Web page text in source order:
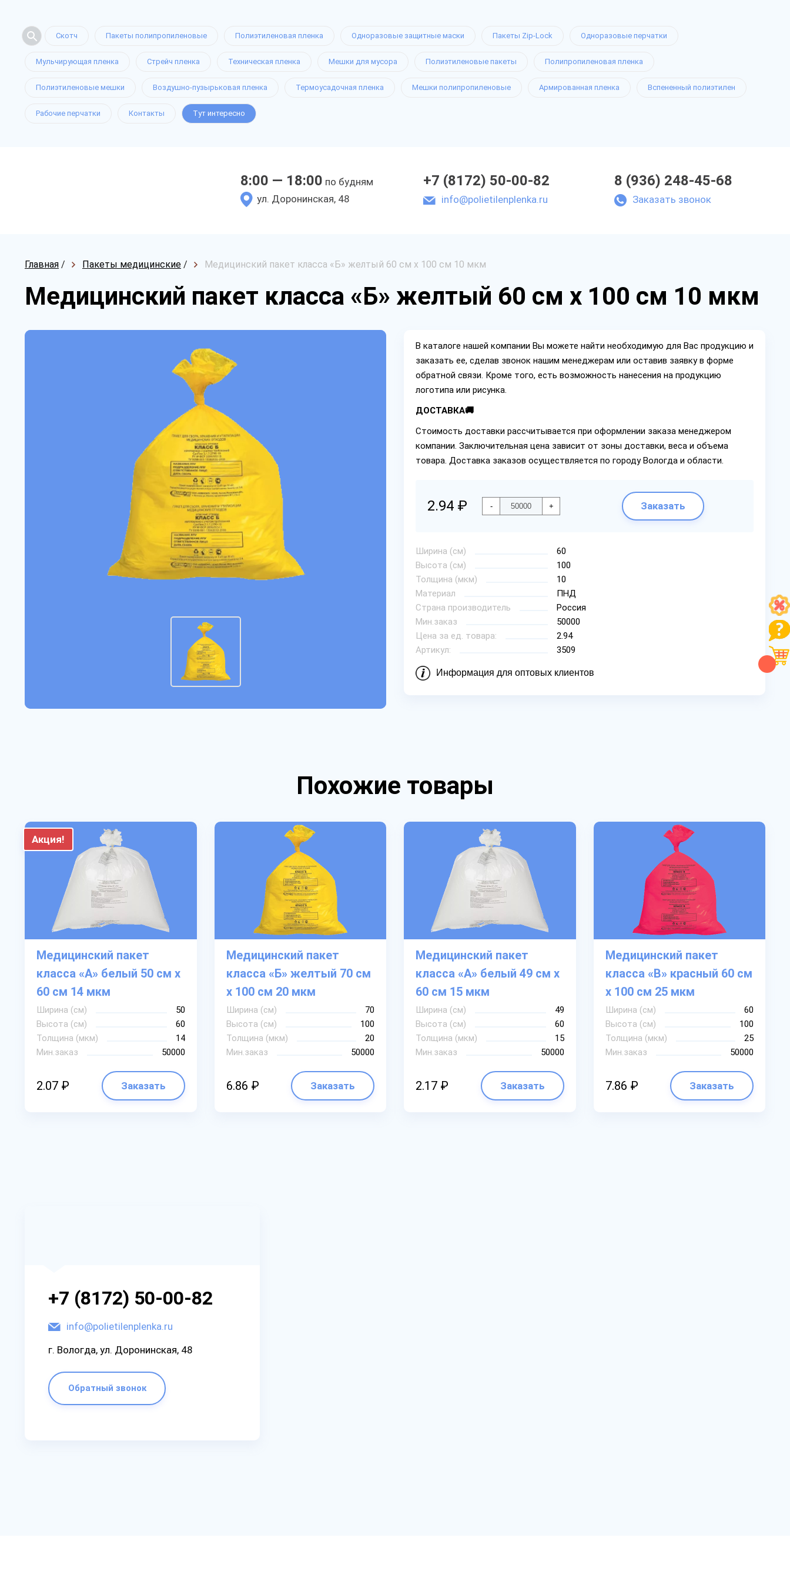
Скотч Пакеты полипропиленовые Полиэтиленовая пленка Одноразовые защитные маски Пакеты Zip-Lock Одноразовые перчатки
Мульчирующая пленка Стрейч пленка Техническая пленка Мешки для мусора Полиэтиленовые пакеты Полипропиленовая пленка
Полиэтиленовые мешки Воздушно-пузырьковая пленка Термоусадочная пленка Мешки полипропиленовые Армированная пленка Вспененный полиэтилен
Рабочие перчатки Контакты Тут интересно
8:00 — 18:00 по будням
ул. Доронинская, 48
+7 (8172) 50-00-82
info@polietilenplenka.ru
8 (936) 248-45-68
Заказать звонок
Главная / Пакеты медицинские / Медицинский пакет класса «Б» желтый 60 см х 100 см 10 мкм
Медицинский пакет класса «Б» желтый 60 см х 100 см 10 мкм
В каталоге нашей компании Вы можете найти необходимую для Вас продукцию и
заказать ее, сделав звонок нашим менеджерам или оставив заявку в форме
обратной связи. Кроме того, есть возможность нанесения на продукцию
логотипа или рисунка.
ДОСТАВКА🚚
Стоимость доставки рассчитывается при оформлении заказа менеджером
компании. Заключительная цена зависит от зоны доставки, веса и объема
товара. Доставка заказов осуществляется по городу Вологда и области.
2.94 ₽ - + Заказать
Ширина (см)
60
Высота (см)
100
Толщина (мкм)
10
Материал
ПНД
Страна производитель
Россия
Мин.заказ
50000
Цена за ед. товара:
2.94
Артикул:
3509
Информация для оптовых клиентов
Похожие товары
Акция!
Медицинский пакет
класса «А» белый 50 см х
60 см 14 мкм
Ширина (см)
50
Высота (см)
60
Толщина (мкм)
14
Мин.заказ
50000
2.07 ₽ Заказать
Медицинский пакет
класса «Б» желтый 70 см
х 100 см 20 мкм
Ширина (см)
70
Высота (см)
100
Толщина (мкм)
20
Мин.заказ
50000
6.86 ₽ Заказать
Медицинский пакет
класса «А» белый 49 см х
60 см 15 мкм
Ширина (см)
49
Высота (см)
60
Толщина (мкм)
15
Мин.заказ
50000
2.17 ₽ Заказать
Медицинский пакет
класса «В» красный 60 см
х 100 см 25 мкм
Ширина (см)
60
Высота (см)
100
Толщина (мкм)
25
Мин.заказ
50000
7.86 ₽ Заказать
+7 (8172) 50-00-82
info@polietilenplenka.ru
г. Вологда, ул. Доронинская, 48
Обратный звонок